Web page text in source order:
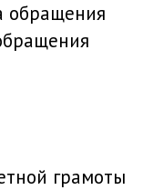
обращения
грамоты